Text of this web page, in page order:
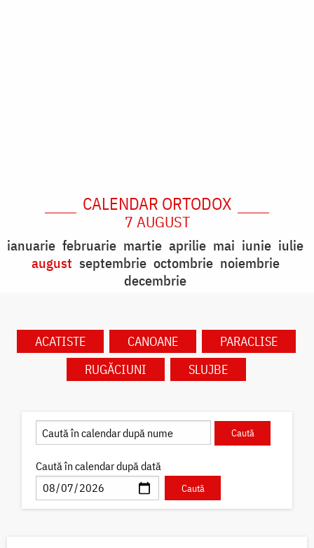
CALENDAR ORTODOX
7 AUGUST
ianuarie februarie martie aprilie mai iunie iulie
august septembrie octombrie noiembrie
decembrie
ACATISTE CANOANE
PARACLISE
RUGĂCIUNI
SLUJBE
Caută în calendar după dată